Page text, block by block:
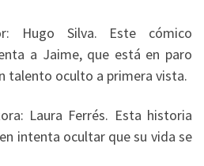
Hugo Silva. Este cómico
a Jaime, que está en paro
talento oculto a primera vista.
Laura Ferrés. Esta historia
intenta ocultar que su vida se